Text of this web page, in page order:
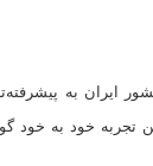
به
تجربه خود به خود